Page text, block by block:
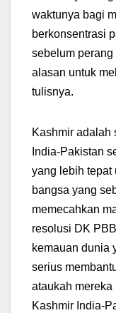
waktunya bagi
berkonsentrasi
sebelum
alasan untuk
tulisnya.
Kashmir adalah
India-Pakistan
yang lebih tepat
bangsa yang
memecahkan
resolusi DK
kemauan dunia
serius
ataukah
Kashmir India-